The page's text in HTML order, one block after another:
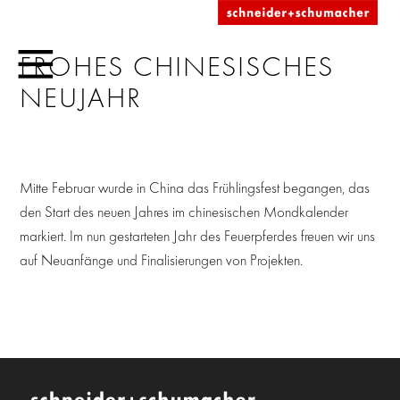
FROHES CHINESISCHES
NEUJAHR
Mitte Februar wurde in China das Frühlingsfest begangen, das
den Start des neuen Jahres im chinesischen Mondkalender
markiert. Im nun gestarteten Jahr des Feuerpferdes freuen wir uns
auf Neuanfänge und Finalisierungen von Projekten.